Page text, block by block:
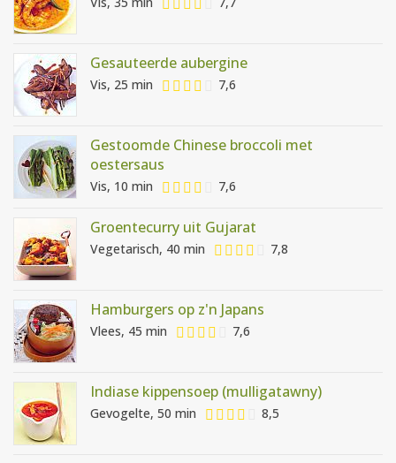
Gesauteerde aubergine
Vis, 25 min 7,6
Gestoomde Chinese broccoli met
oestersaus
Vis, 10 min 7,6
Groentecurry uit Gujarat
Vegetarisch, 40 min 7,8
Hamburgers op z'n Japans
Vlees, 45 min 7,6
Indiase kippensoep (mulligatawny)
Gevogelte, 50 min 8,5